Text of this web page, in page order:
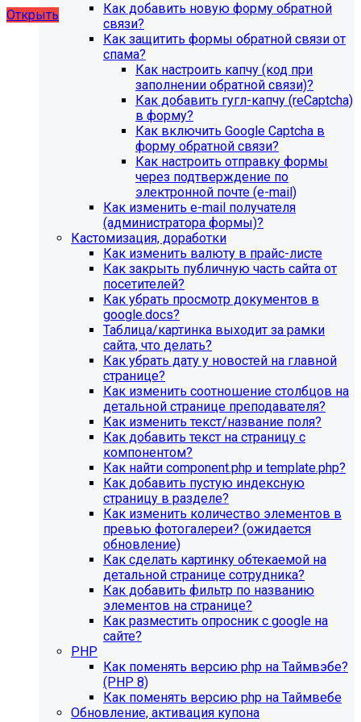
Открыть
Как добавить новую форму обратной
связи?
Как защитить формы обратной связи от
спама?
Как настроить капчу (код при
заполнении обратной связи)?
Как добавить гугл-капчу (reCaptcha)
в форму?
Как включить Google Captcha в
форму обратной связи?
Как настроить отправку формы
через подтверждение по
электронной почте (e-mail)
Как изменить e-mail получателя
(администратора формы)?
Кастомизация, доработки
Как изменить валюту в прайс-листе
Как закрыть публичную часть сайта от
посетителей?
Как убрать просмотр документов в
google.docs?
Таблица/картинка выходит за рамки
сайта, что делать?
Как убрать дату у новостей на главной
странице?
Как изменить соотношение столбцов на
детальной странице преподавателя?
Как изменить текст/название поля?
Как добавить текст на страницу с
компонентом?
Как найти component.php и template.php?
Как добавить пустую индексную
страницу в разделе?
Как изменить количество элементов в
превью фотогалереи? (ожидается
обновление)
Как сделать картинку обтекаемой на
детальной странице сотрудника?
Как добавить фильтр по названию
элементов на странице?
Как разместить опросник с google на
сайте?
PHP
Как поменять версию php на Таймвэбе?
(PHP 8)
Как поменять версию php на Таймвебе
Обновление, активация купона